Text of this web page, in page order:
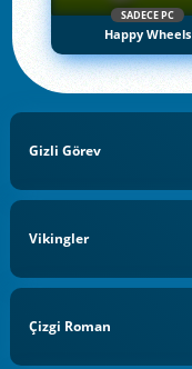
SADECE PC
Happy Wheels
Gizli Görev
Vikingler
Çizgi Roman